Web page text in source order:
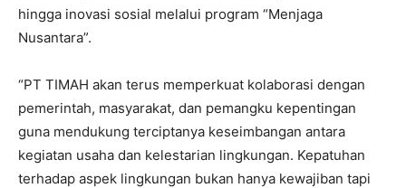
hingga inovasi sosial melalui program “Menjaga
Nusantara”.
“PT TIMAH akan terus memperkuat kolaborasi dengan
pemerintah, masyarakat, dan pemangku kepentingan
guna mendukung terciptanya keseimbangan antara
kegiatan usaha dan kelestarian lingkungan. Kepatuhan
terhadap aspek lingkungan bukan hanya kewajiban tapi